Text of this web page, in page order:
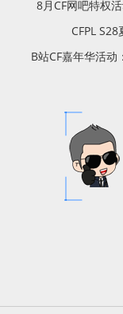
8月CF网吧特权
CFPL
B站CF嘉年华活